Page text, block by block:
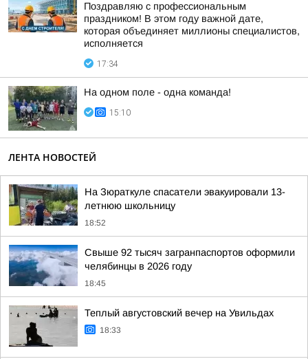
Поздравляю с профессиональным
праздником! В этом году важной дате,
которая объединяет миллионы специалистов,
исполняется
17:34
На одном поле - одна команда!
15:10
ЛЕНТА НОВОСТЕЙ
На Зюраткуле спасатели эвакуировали 13-
летнюю школьницу
18:52
Свыше 92 тысяч загранпаспортов оформили
челябинцы в 2026 году
18:45
Теплый августовский вечер на Увильдах
18:33